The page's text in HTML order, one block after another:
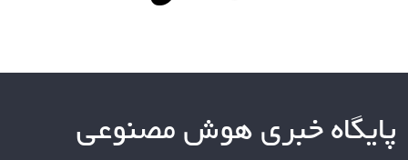
پایگاه خبری هوش مصنوعی